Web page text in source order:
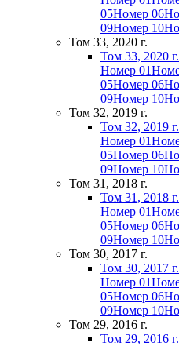
05Номер 06
09Номер 10
Том 33, 2020 г.
Том 33, 2020 г.
Номер 01
05Номер 06
09Номер 10
Том 32, 2019 г.
Том 32, 2019 г.
Номер 01
05Номер 06
09Номер 10
Том 31, 2018 г.
Том 31, 2018 г.
Номер 01
05Номер 06
09Номер 10
Том 30, 2017 г.
Том 30, 2017 г.
Номер 01
05Номер 06
09Номер 10
Том 29, 2016 г.
Том 29, 2016 г.